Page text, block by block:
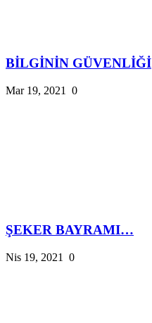
BİLGİNİN GÜVENLİĞİ
Mar 19, 2021 0
ŞEKER BAYRAMI…
Nis 19, 2021 0